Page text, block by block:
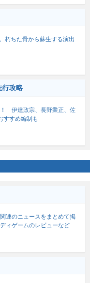
朽ちた骨から蘇生する演出
行攻略
伊達政宗、長野業正、佐
すすめ編制も
連のニュースをまとめて掲
ィゲームのレビューなど